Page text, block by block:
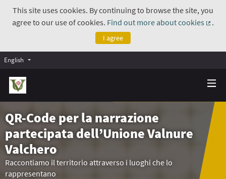
This site uses cookies. By continuing to browse the site, you
agree to our use of cookies. Find out more about cookies
.
I agree
English
QR-Code per la narrazione
partecipata dell’Unione Valnure
Valchero
Raccontiamo il territorio attraverso i luoghi che lo
rappresentano